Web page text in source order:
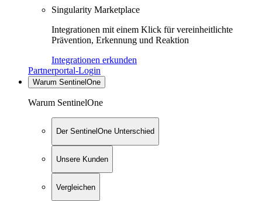
Singularity Marketplace
Integrationen mit einem Klick für vereinheitlichte
Prävention, Erkennung und Reaktion
Integrationen erkunden
Partnerportal-Login
Warum SentinelOne
Warum SentinelOne
Der SentinelOne Unterschied
Unsere Kunden
Vergleichen